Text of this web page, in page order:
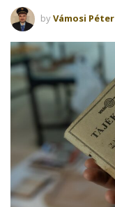
byVámosi Péter